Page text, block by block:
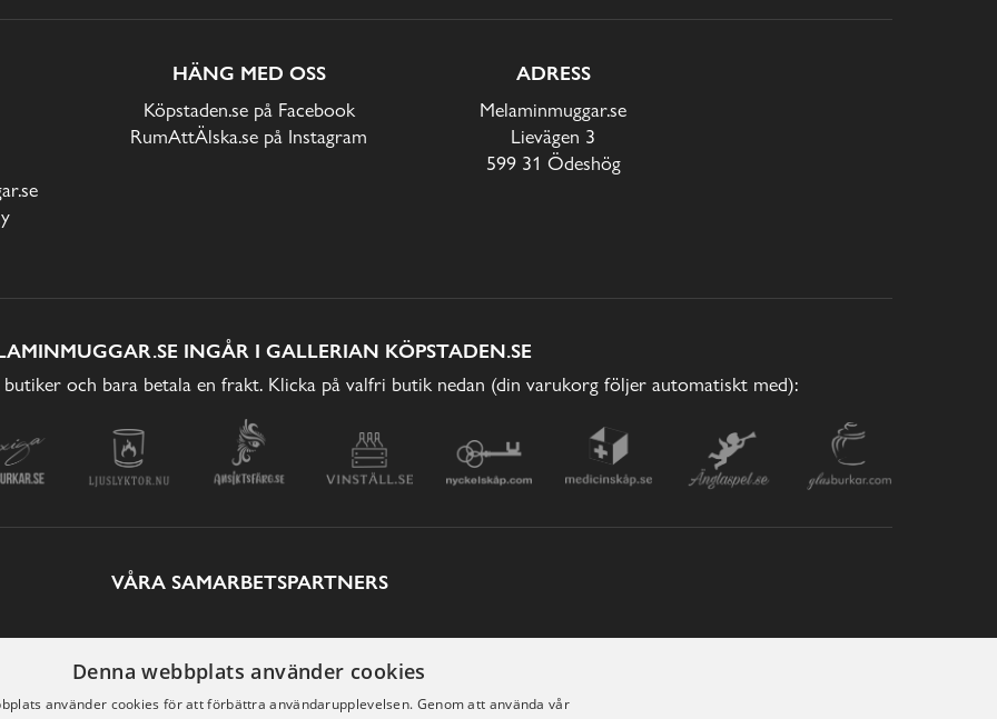
HÄNG MED OSS
Köpstaden.se på Facebook
RumAttÄlska.se på Instagram
ADRESS
Melaminmuggar.se
Lievägen 3
599 31 Ödeshög
INGÅR I GALLERIAN KÖPSTADEN.SE
och bara betala en frakt. Klicka på valfri butik nedan (din varukorg följer automatiskt med):
VÅRA SAMARBETSPARTNERS
Denna webbplats använder cookies
använder cookies för att förbättra användarupplevelsen. Genom att använda vår